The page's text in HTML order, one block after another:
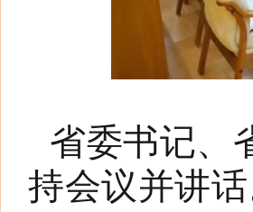
省委书记、
持会议并讲话